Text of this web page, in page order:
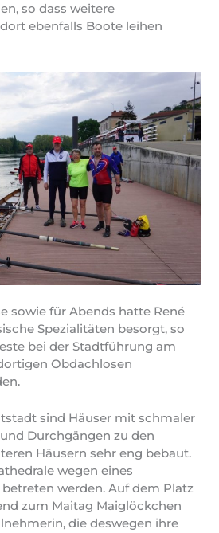
so dass weitere
ebenfalls Boote leihen
sowie für Abends hatte René
Spezialitäten besorgt, so
bei der Stadtführung am
Obdachlosen
sind Häuser mit schmaler
Durchgängen zu den
Häusern sehr eng bebaut.
wegen eines
werden. Auf dem Platz
zum Maitag Maiglöckchen
die deswegen ihre